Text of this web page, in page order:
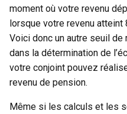
moment où votre revenu
lorsque votre revenu atteint
Voici donc un autre seuil
dans la détermination de
votre conjoint pouvez
revenu de pension.
Même si les calculs et les